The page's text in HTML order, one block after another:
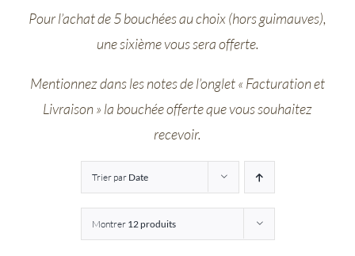
Saunion
Pour l’achat de 5 bouchées au choix (hors guimauves),
une sixième vous sera offerte.
Mentionnez dans les notes de l’onglet « Facturation et
Livraison » la bouchée offerte que vous souhaitez
recevoir.
Trier par Date
Montrer 12 produits